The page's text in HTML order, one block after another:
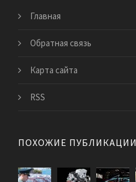
Главная
Обратная связь
Карта сайта
RSS
ПОХОЖИЕ ПУБЛИКАЦИИ